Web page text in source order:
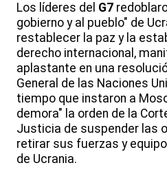
Los líderes del G7
gobierno y al pueblo" de
restablecer la paz y la
derecho internacional,
aplastante en una
General de las Naciones
tiempo que instaron a
demora" la orden de la
Justicia de suspender las
retirar sus fuerzas y
de Ucrania.